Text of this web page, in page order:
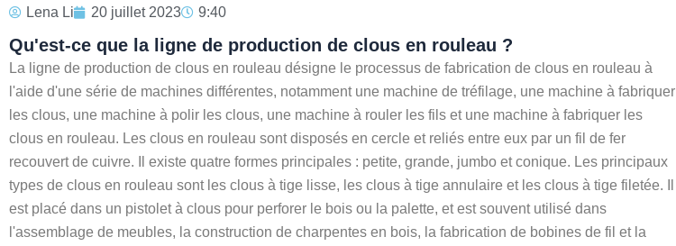
Lena Li 20 juillet 2023 9:40
Qu'est-ce que la ligne de production de clous en rouleau ?
La ligne de production de clous en rouleau désigne le processus de fabrication de clous en rouleau à
l'aide d'une série de machines différentes, notamment une machine de tréfilage, une machine à fabriquer
les clous, une machine à polir les clous, une machine à rouler les fils et une machine à fabriquer les
clous en rouleau. Les clous en rouleau sont disposés en cercle et reliés entre eux par un fil de fer
recouvert de cuivre. Il existe quatre formes principales : petite, grande, jumbo et conique. Les principaux
types de clous en rouleau sont les clous à tige lisse, les clous à tige annulaire et les clous à tige filetée. Il
est placé dans un pistolet à clous pour perforer le bois ou la palette, et est souvent utilisé dans
l'assemblage de meubles, la construction de charpentes en bois, la fabrication de bobines de fil et la